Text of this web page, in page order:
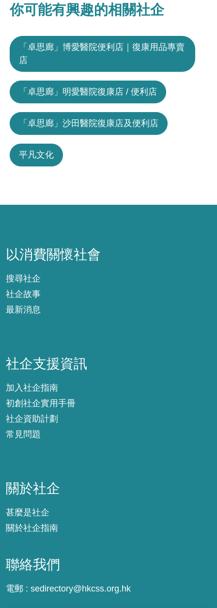
你可能有興趣的相關社企
「卓思廊」博愛醫院便利店｜復康用品專賣
店
「卓思廊」明愛醫院復康店 / 便利店
「卓思廊」沙田醫院復康店及便利店
平凡文化
以消費關懷社會
搜尋社企
社企故事
最新消息
社企支援資訊
加入社企指南
初創社企實用手冊
社企資助計劃
常見問題
關於社企
甚麼是社企
關於社企指南
聯絡我們
電郵 : sedirectory@hkcss.org.hk